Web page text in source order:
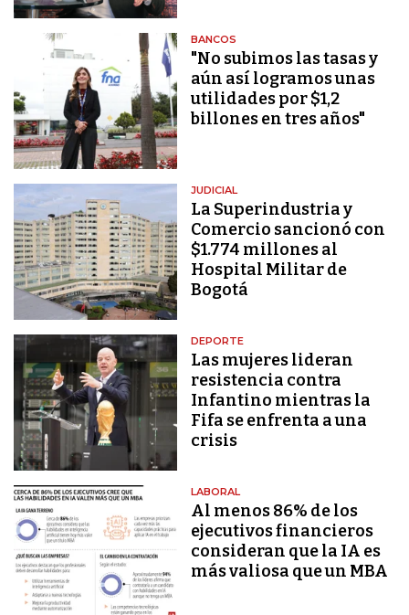
BANCOS
"No subimos las tasas y
aún así logramos unas
utilidades por $1,2
billones en tres años"
JUDICIAL
La Superindustria y
Comercio sancionó con
$1.774 millones al
Hospital Militar de
Bogotá
DEPORTE
Las mujeres lideran
resistencia contra
Infantino mientras la
Fifa se enfrenta a una
crisis
LABORAL
Al menos 86% de los
ejecutivos financieros
consideran que la IA es
más valiosa que un MBA